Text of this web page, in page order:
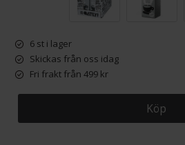
6 st i lager
Skickas från oss idag
Fri frakt från 499 kr
Köp